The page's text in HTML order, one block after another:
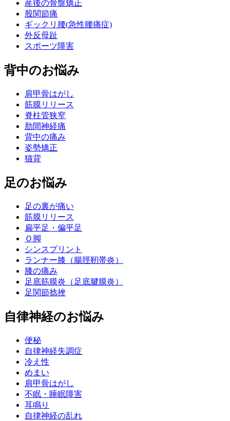
産後の骨盤矯正
股関節痛
ギックリ腰(急性腰痛症)
外反母趾
スポーツ障害
背中のお悩み
肩甲骨はがし
筋膜リリース
脊柱管狭窄
肋間神経痛
背中の痛み
姿勢矯正
猫背
足のお悩み
足の裏が痛い
筋膜リリース
扁平足・偏平足
Ｏ脚
シンスプリント
ランナー膝（腸脛靭帯炎）
膝の痛み
足底筋膜炎（足底腱膜炎）
足関節捻挫
自律神経のお悩み
便秘
自律神経失調症
冷え性
めまい
肩甲骨はがし
不眠・睡眠障害
耳鳴り
自律神経の乱れ